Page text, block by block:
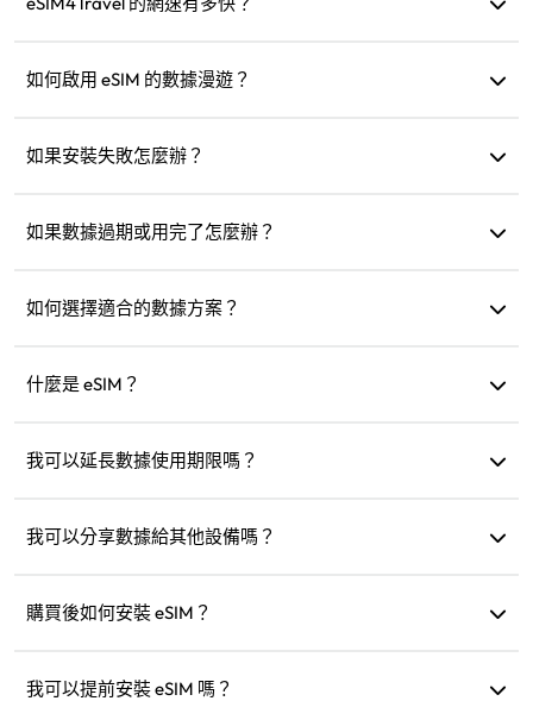
當地運營商。
如何啟用 eSIM 的數據漫遊？
後啟用「數據漫遊」。
如果安裝失敗怎麼辦？
一次。如果問題持續，請聯絡客服。
如果數據過期或用完了怎麼辦？
如何選擇適合的數據方案？
10GB、20GB)/30 天，您可以根據需求選擇並隨時加購。
什麼是 eSIM？
使用它連接到網路。
我可以延長數據使用期限嗎？
啟用。
我可以分享數據給其他設備嗎？
同。
購買後如何安裝 eSIM？
我可以提前安裝 eSIM 嗎？